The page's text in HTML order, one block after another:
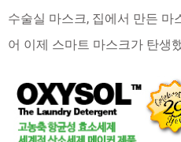
수술실 마스크, 집에서 만든 마
어 이제 스마트 마스크가 탄생